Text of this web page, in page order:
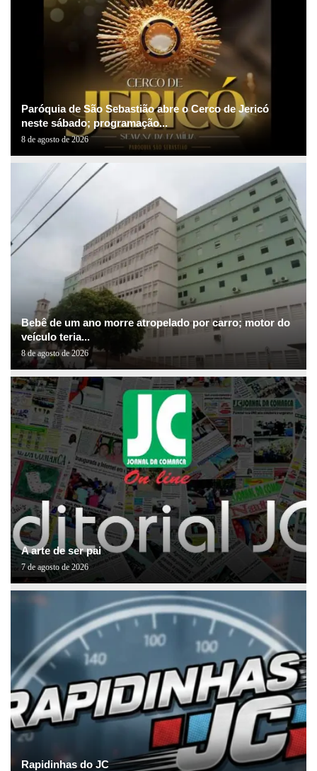
Paróquia de São Sebastião abre o Cerco de Jericó
neste sábado; programação...
8 de agosto de 2026
Bebê de um ano morre atropelado por carro; motor do
veículo teria...
8 de agosto de 2026
A arte de ser pai
7 de agosto de 2026
Rapidinhas do JC